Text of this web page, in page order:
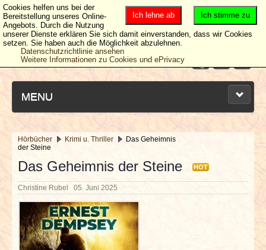
MENU
NEUESTE ARTIKEL
NEWS & DATES
BERICHTE
VERLOSUNGEN
Hörbücher Krimi u. Thriller
Das Geheimnis
der Steine
Das Geheimnis der Steine HOT
Christine Rubel 05. Juni 2025
Ich stimme zu
Ich lehne ab
Cookies helfen uns bei der
Bereitstellung unseres Online-
Angebots. Durch die Nutzung
unserer Dienste erklären Sie sich damit einverstanden, dass wir Cookies
setzen. Sie haben auch die Möglichkeit abzulehnen.
Datenschutzrichtlinie ansehen
Weitere Informationen zu Cookies und ePrivacy